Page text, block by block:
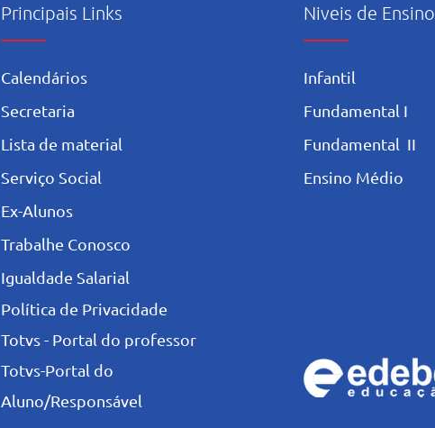
Principais Links
Calendários
Secretaria
L ista de material
Serviço Social
Ex-Alunos
Trabalhe Conosco
Igualdade Salarial
Política de Privacidade
Totvs - Portal do professor
Totvs-Portal do
Aluno/Responsável
Niveis de Ensino
Infantil
Fundamental I
Fundamental II
Ensino Médio